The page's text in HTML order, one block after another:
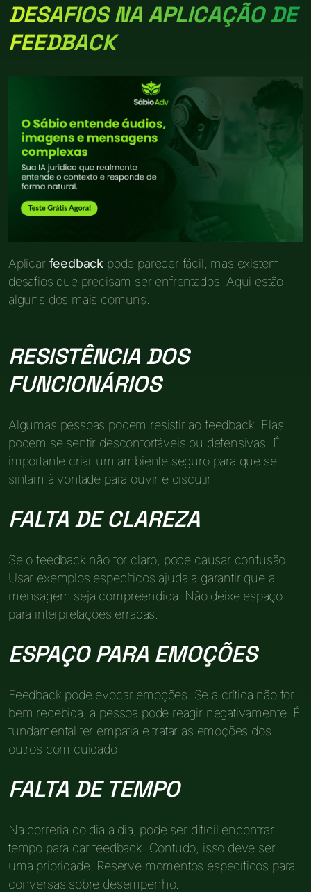
DESAFIOS NA APLICAÇÃO DE
FEEDBACK
Aplicar feedback pode parecer fácil, mas existem
desafios que precisam ser enfrentados. Aqui estão
alguns dos mais comuns.
RESISTÊNCIA DOS
FUNCIONÁRIOS
Algumas pessoas podem resistir ao feedback. Elas
podem se sentir desconfortáveis ou defensivas. É
importante criar um ambiente seguro para que se
sintam à vontade para ouvir e discutir.
FALTA DE CLAREZA
Se o feedback não for claro, pode causar confusão.
Usar exemplos específicos ajuda a garantir que a
mensagem seja compreendida. Não deixe espaço
para interpretações erradas.
ESPAÇO PARA EMOÇÕES
Feedback pode evocar emoções. Se a crítica não for
bem recebida, a pessoa pode reagir negativamente. É
fundamental ter empatia e tratar as emoções dos
outros com cuidado.
FALTA DE TEMPO
Na correria do dia a dia, pode ser difícil encontrar
tempo para dar feedback. Contudo, isso deve ser
uma prioridade. Reserve momentos específicos para
conversas sobre desempenho.